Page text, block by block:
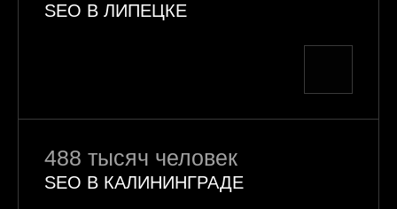
SEO В ЛИПЕЦКЕ
488 тысяч человек
SEO В КАЛИНИНГРАДЕ